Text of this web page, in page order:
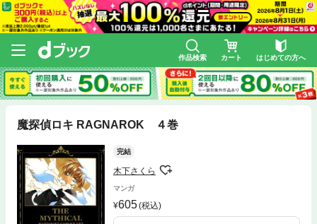
作品検索 カート はじめての方へ
魔探偵ロキ RAGNAROK ４巻
完結
木下さくら
マンガ
605(税込)